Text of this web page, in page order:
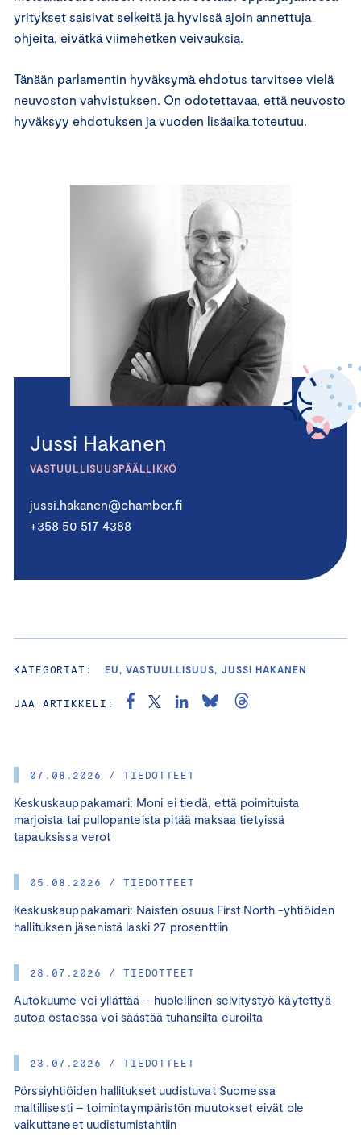
07.08.2026 / TIEDOTTEET
Keskuskauppakamari: Moni ei tiedä, että poimituista
marjoista tai pullopanteista pitää maksaa tietyissä
tapauksissa verot
05.08.2026 / TIEDOTTEET
Keskuskauppakamari: Naisten osuus First North -yhtiöiden
hallituksen jäsenistä laski 27 prosenttiin
28.07.2026 / TIEDOTTEET
Autokuume voi yllättää – huolellinen selvitystyö käytettyä
autoa ostaessa voi säästää tuhansilta euroilta
23.07.2026 / TIEDOTTEET
Pörssiyhtiöiden hallitukset uudistuvat Suomessa
maltillisesti – toimintaympäristön muutokset eivät ole
vaikuttaneet uudistumistahtiin
yritykset saisivat selkeitä ja hyvissä ajoin annettuja
ohjeita, eivätkä viimehetken veivauksia.
Tänään parlamentin hyväksymä ehdotus tarvitsee vielä
neuvoston vahvistuksen. On odotettavaa, että neuvosto
hyväksyy ehdotuksen ja vuoden lisäaika toteutuu.
Jussi Hakanen
VASTUULLISUUSPÄÄLLIKKÖ
jussi.hakanen@chamber.fi
+358 50 517 4388
KATEGORIAT: EU, VASTUULLISUUS, JUSSI HAKANEN
JAA ARTIKKELI: